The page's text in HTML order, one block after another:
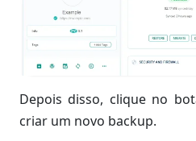
Depois disso, clique no
criar um novo backup.